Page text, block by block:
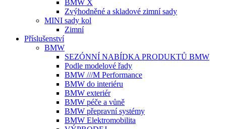
BMW X
Zvýhodněné a skladové zimní sady
MINI sady kol
Zimní
Příslušenství
BMW
SEZÓNNÍ NABÍDKA PRODUKTŮ BMW
Podle modelové řady
BMW ///M Performance
BMW do interiéru
BMW exteriér
BMW péče a vůně
BMW přepravní systémy
BMW Elektromobilita